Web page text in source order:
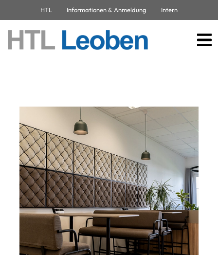
HTL Informationen & Anmeldung Intern